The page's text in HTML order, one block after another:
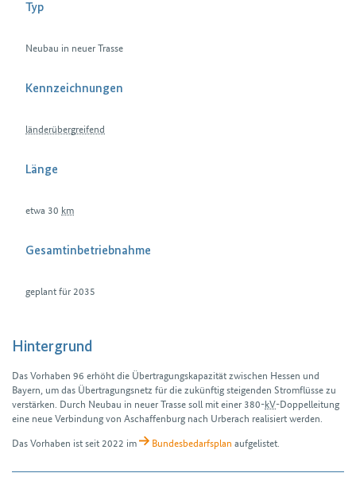
Typ
Neubau in neuer Trasse
Kennzeichnungen
länderübergreifend
Länge
etwa 30 km
Gesamtinbetriebnahme
geplant für 2035
Hintergrund
Das Vorhaben 96 erhöht die Übertragungs­kapazität zwischen Hessen und
Bayern, um das Übertragungs­netz für die zukünftig steigenden Strom­flüsse zu
verstärken. Durch Neubau in neuer Trasse soll mit einer 380-kV-Doppel­leitung
eine neue Verbindung von Aschaffen­burg nach Urberach realisiert werden.
Das Vorhaben ist seit 2022 im
Bundesbedarfs­plan aufgelistet.